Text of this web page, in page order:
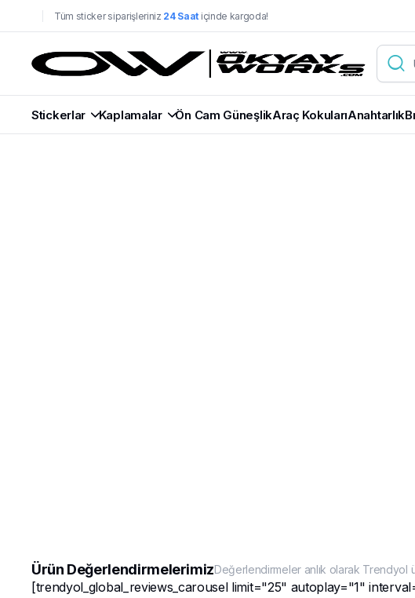
Tüm sticker siparişleriniz 24 Saat içinde kargoda!
Stickerlar Kaplamalar Ön Cam GüneşlikAraç KokularıAnahtarlık
Ürün DeğerlendirmelerimizDeğerlendirmeler anlık olarak Trendyol
[trendyol_global_reviews_carousel limit="25" autoplay="1"